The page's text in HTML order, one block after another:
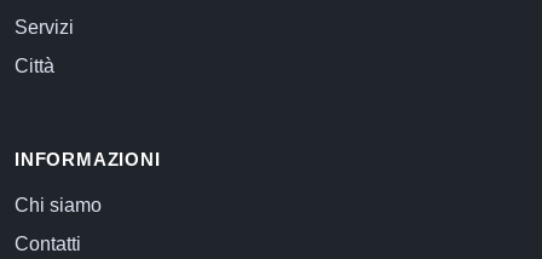
Servizi
Città
INFORMAZIONI
Chi siamo
Contatti